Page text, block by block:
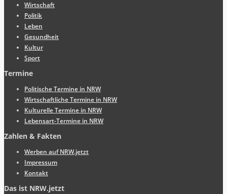
Wirtschaft
Politik
Leben
Gesundheit
Kultur
Sport
Termine
Politische Termine in NRW
Wirtschaftliche Termine in NRW
Kulturelle Termine in NRW
Lebensart-Termine in NRW
Zahlen & Fakten
Werben auf NRW.jetzt
Impressum
Kontakt
Das ist NRW.jetzt